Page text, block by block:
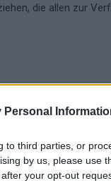
Personal
to third parties, or
by us, please use
your opt-out
die allen zur